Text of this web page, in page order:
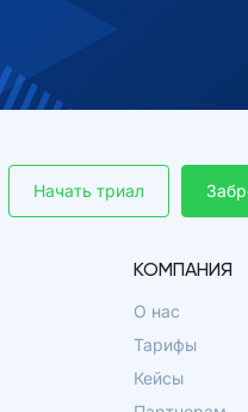
Начать триал
КОМПАНИЯ
О нас
Тарифы
Кейсы